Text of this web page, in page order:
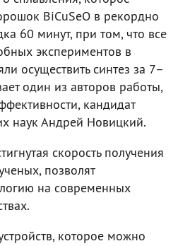
BiCuSeO в рекордно
60 минут, при том, что все
экспериментов в
осуществить синтез за 7–
один из авторов работы,
кандидат
наук Андрей Новицкий.
скорость получения
позволят
на современных
которое можно